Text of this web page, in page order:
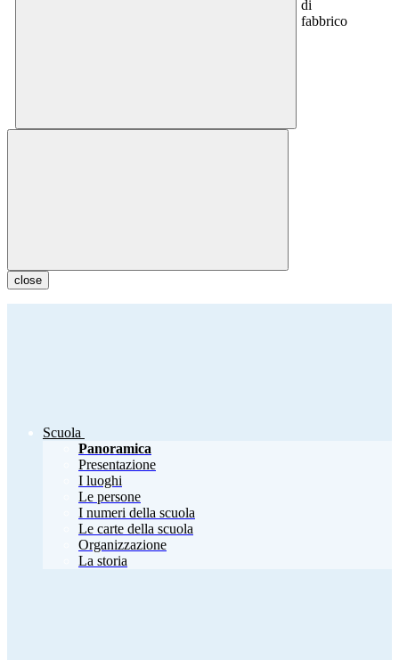
close
Scuola
Panoramica
Presentazione
I luoghi
Le persone
I numeri della scuola
Le carte della scuola
Organizzazione
La storia